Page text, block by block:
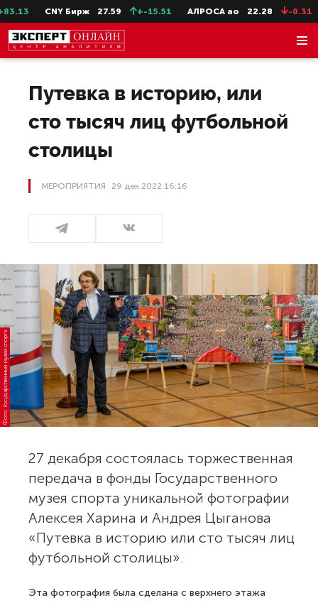
CNY Бирж 27.59 +-15.51 АЛРОСА ао 22.28 -0.31
Путевка в историю, или
сто тысяч лиц футбольной
столицы
МЕРОПРИЯТИЯ 29 дек 2022 16:16
Фото: Государственный музей спорта
27 декабря состоялась торжественная
передача в фонды Государственного
музея спорта уникальной фотографии
Алексея Харина и Андрея Цыганова
«Путевка в историю или сто тысяч лиц
футбольной столицы».
Эта фотография была сделана с верхнего этажа